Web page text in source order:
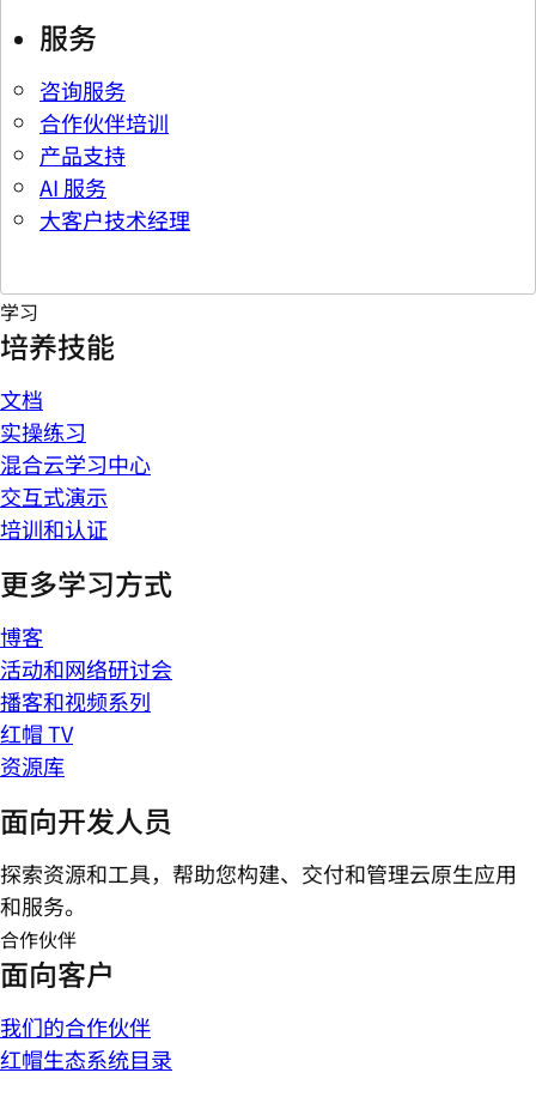
服务
咨询服务
合作伙伴培训
产品支持
AI 服务
大客户技术经理
学习
培养技能
文档
实操练习
混合云学习中心
交互式演示
培训和认证
更多学习方式
博客
活动和网络研讨会
播客和视频系列
红帽 TV
资源库
面向开发人员
探索资源和工具，帮助您构建、交付和管理云原生应用
和服务。
合作伙伴
面向客户
我们的合作伙伴
红帽生态系统目录